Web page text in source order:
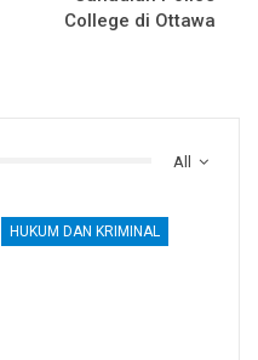
College di Ottawa
All
HUKUM DAN KRIMINAL